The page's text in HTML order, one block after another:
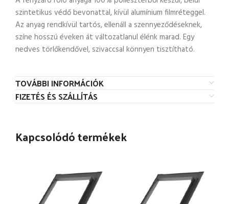
szintetikus védő bevonattal, kívül alumínium filmréteggel.
Az anyag rendkívül tartós, ellenáll a szennyeződéseknek,
színe hosszú éveken át változatlanul élénk marad. Egy
nedves törlőkendővel, szivaccsal könnyen tisztítható.
TOVÁBBI INFORMÁCIÓK
FIZETÉS ÉS SZÁLLÍTÁS
Kapcsolódó termékek